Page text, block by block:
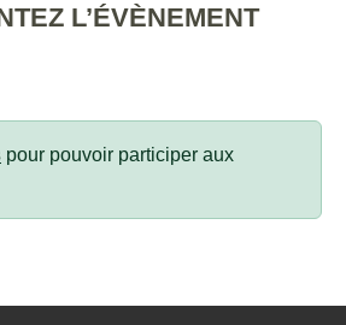
L’ÉVÈNEMENT
pour pouvoir participer aux